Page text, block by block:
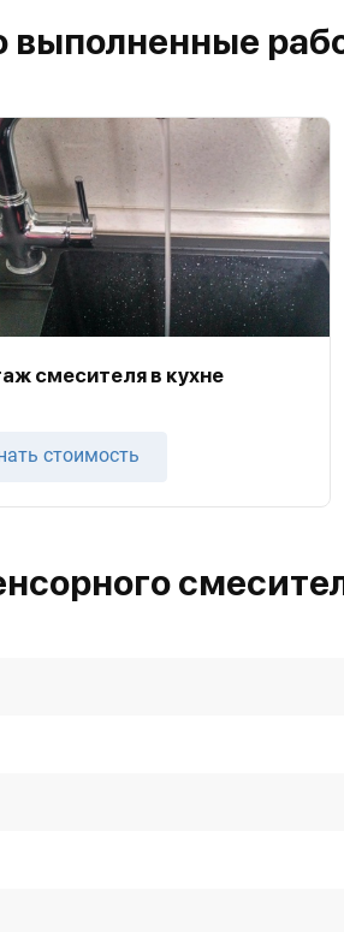
выполненные
смесителя в кухне
стоимость